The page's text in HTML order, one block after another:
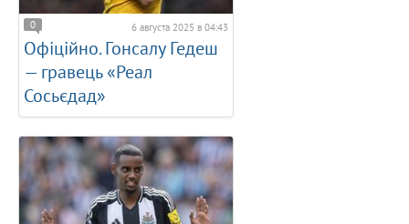
0 6 августа 2025 в 04:43
Офіційно. Гонсалу Гедеш
— гравець «Реал
Сосьєдад»